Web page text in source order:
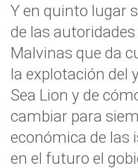
Y en quinto lugar
de las
Malvinas que da
la explotación del
Sea Lion y de
cambiar para
económica de las
en el futuro el